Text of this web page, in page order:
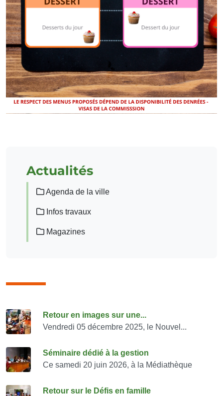
Actualités
Agenda de la ville
Infos travaux
Magazines
Consulter également
Retour en images sur une...
Vendredi 05 décembre 2025, le Nouvel...
Séminaire dédié à la gestion
Ce samedi 20 juin 2026, à la Médiathèque
Retour sur le Défis en famille